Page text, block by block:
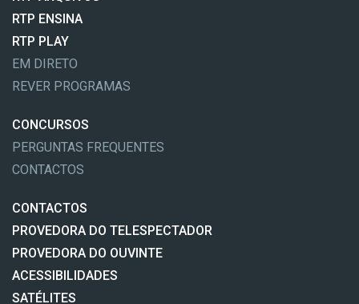
RTP ENSINA
RTP PLAY
EM DIRETO
REVER PROGRAMAS
CONCURSOS
PERGUNTAS FREQUENTES
CONTACTOS
CONTACTOS
PROVEDORA DO TELESPECTADOR
PROVEDORA DO OUVINTE
ACESSIBILIDADES
SATÉLITES